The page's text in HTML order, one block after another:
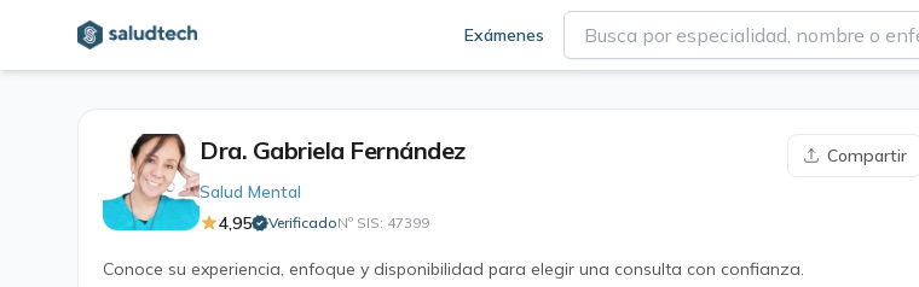
Exámenes
Dra. Gabriela Fernández
Compartir
Salud Mental
4,95
VerificadoNº SIS: 47399·
Conoce su experiencia, enfoque y disponibilidad para elegir una consulta con confianza.